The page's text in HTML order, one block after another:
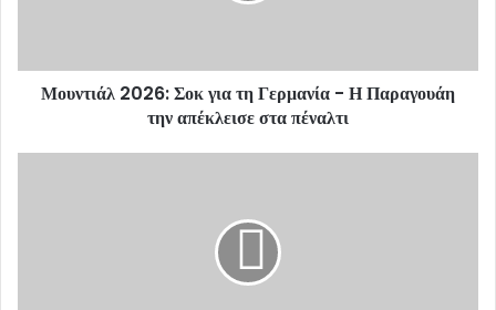
s
Μουντιάλ 2026: Σοκ για τη Γερμανία - Η Παραγουάη
την απέκλεισε στα πέναλτι